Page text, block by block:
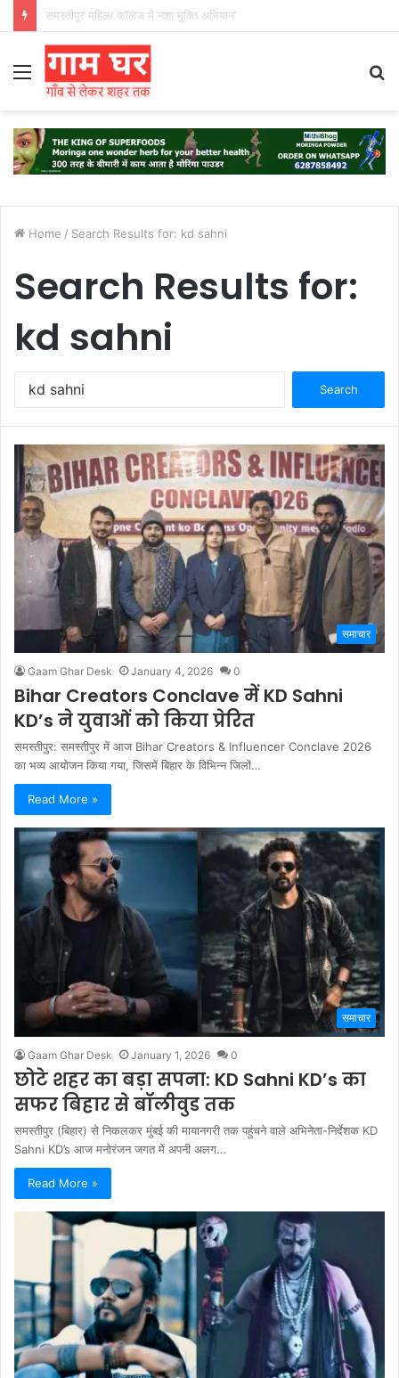
हड़ताली सफाईकर्मियों ने नगर निगम का घेराव किया’
Menu
Home / Search Results for: kd sahni
Search Results for:
kd sahni
समाचार
Gaam Ghar Desk January 4, 2026 0
Bihar Creators Conclave में KD Sahni
KD’s ने युवाओं को किया प्रेरित
समस्तीपुर: समस्तीपुर में आज Bihar Creators & Influencer Conclave 2026
का भव्य आयोजन किया गया, जिसमें बिहार के विभिन्न जिलों…
Read More »
समाचार
Gaam Ghar Desk January 1, 2026 0
छोटे शहर का बड़ा सपना: KD Sahni KD’s का
सफर बिहार से बॉलीवुड तक
समस्तीपुर (बिहार) से निकलकर मुंबई की मायानगरी तक पहुंचने वाले अभिनेता-निर्देशक KD
Sahni KD’s आज मनोरंजन जगत में अपनी अलग…
Read More »